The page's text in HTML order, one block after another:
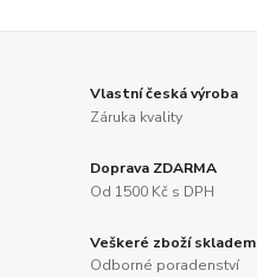
Vlastní česká výroba
Záruka kvality
Doprava ZDARMA
Od 1500 Kč s DPH
Veškeré zboží skladem
Odborné poradenství